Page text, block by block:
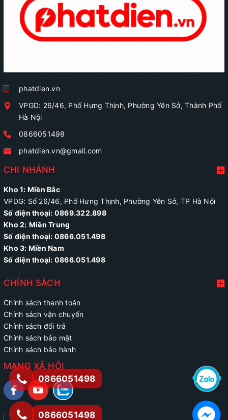
phatdien.vn
VPGD: 26/46, Phố Hưng Thịnh, Phường Yên Sở, Thành Phố
Hà Nội
0866051498
phatdien.vn@gmail.com
CHI NHÁNH
Kho 1: Miền Bắc
VPDG: Số 26/46, Phố Hưng Thịnh, Phường Yên Sở, TP Hà Nội
Số điện thoại: 0869.322.898
Kho 2: Miền Trung
Số điện thoại: 0866.051.498
Kho 3: Miền Nam
Số điện thoại: 0866.051.498
CHÍNH SÁCH
Chính sách thanh toán
Chính sách vận chuyển
Chính sách đổi trả
Chính sách bảo mật
Chính sách bảo hành
MẠNG XÃ HỘI
0866051498
0866051498